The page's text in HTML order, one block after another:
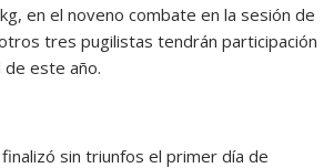
en el noveno combate en la sesión de
tres pugilistas tendrán participación
este año.
sin triunfos el primer día de